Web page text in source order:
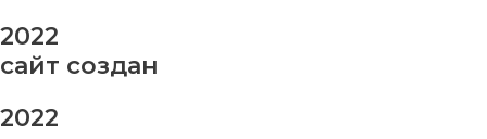
2022
сайт создан
2022